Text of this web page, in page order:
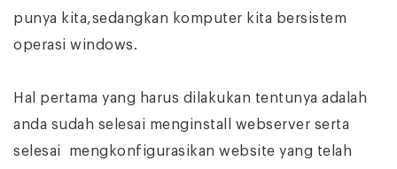
punya kita,sedangkan komputer kita bersistem
operasi windows.
Hal pertama yang harus dilakukan tentunya adalah
anda sudah selesai menginstall webserver serta
selesai mengkonfigurasikan website yang telah